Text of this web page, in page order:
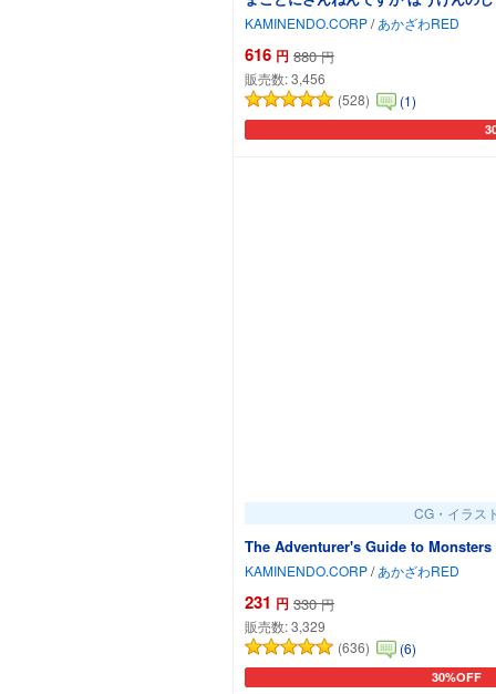
KAMINENDO.CORP/ あかざわRED
616 円 880 円
販売数:3,456
(528)
(1)
カ
CG・イラス
The Adventurer's Guide
KAMINENDO.CORP/ あかざわRED
231 円 330 円
販売数:3,329
(636)
(6)
30%OFF
カートに追